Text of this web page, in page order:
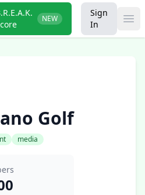
NEW
Sign
In
Golf
media